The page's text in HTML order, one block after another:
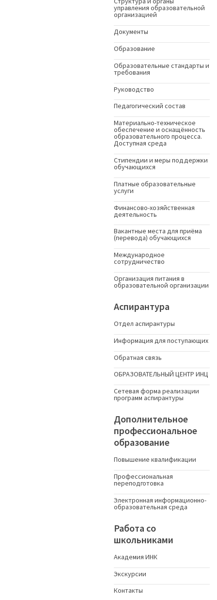
управления образовательной
организацией
Документы
Образование
Образовательные стандарты и
требования
Руководство
Педагогический состав
Материально-техническое
обеспечение и оснащённость
образовательного процесса.
Доступная среда
Стипендии и меры поддержки
обучающихся
Платные образовательные
услуги
Финансово-хозяйственная
деятельность
Вакантные места для приёма
(перевода) обучающихся
Международное
сотрудничество
Организация питания в
образовательной организации
Аспирантура
Отдел аспирантуры
Информация для поступающих
Обратная связь
ОБРАЗОВАТЕЛЬНЫЙ ЦЕНТР ИНЦ
Сетевая форма реализации
программ аспирантуры
Дополнительное
профессиональное
образование
Повышение квалификации
Профессиональная
переподготовка
Электронная информационно-
образовательная среда
Работа со
школьниками
Академия ИНК
Экскурсии
Контакты